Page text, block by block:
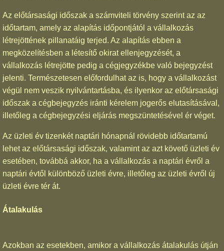
Az előtársasági időszak a számviteli törvény szerint az az
időtartam, amely az alapítás időpontjától a vállalkozás
létrejöttének pillanatáig terjed. Az alapítás ebben a
megközelítésben a létesítő okirat ellenjegyzését, a
vállalkozás létrejötte pedig a cégjegyzékbe való bejegyzést
jelenti. Természetesen előfordulhat az is, hogy a vállalkozást
végül nem veszik nyilvántartásba, és ilyenkor az előtársasági
időszak a cégbejegyzés iránti kérelem jogerős elutasításával,
illetőleg a cégbejegyzési eljárás megszüntetésével ér véget.
Az üzleti év tizenkét naptári hónapnál rövidebb időtartamú
lehet az előtársasági időszak, valamint az azt követő üzleti év
esetében, továbbá akkor, ha a vállalkozás a naptári évről a
naptári évtől különböző üzleti évre, illetőleg az üzleti évről új
üzleti évre tér át.
Átalakulás
Azokban az esetekben, amikor a vállalkozás átalakulás útján